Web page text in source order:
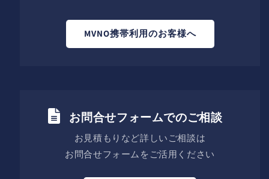
MVNO携帯利用のお客様へ
お問合せフォームでのご相談
お見積もりなど詳しいご相談は
お問合せフォームをご活用ください